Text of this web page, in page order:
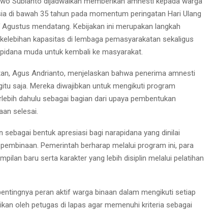
di bawah 35 tahun pada momentum peringatan Hari Ulang
mendatang. Kebijakan ini merupakan langkah
kapasitas di lembaga pemasyarakatan sekaligus
muda untuk kembali ke masyarakat.
Agus Andrianto, menjelaskan bahwa penerima amnesti
saja. Mereka diwajibkan untuk mengikuti program
dahulu sebagai bagian dari upaya pembentukan
selesai.
bentuk apresiasi bagi narapidana yang dinilai
Pemerintah berharap melalui program ini, para
baru serta karakter yang lebih disiplin melalui pelatihan
peran aktif warga binaan dalam mengikuti setiap
oleh petugas di lapas agar memenuhi kriteria sebagai